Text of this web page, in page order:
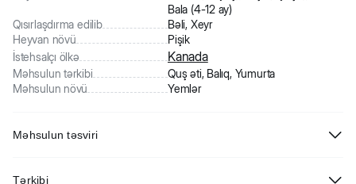
Bala (4-12 ay)
Qısırlaşdırma edilib
Bəli, Xeyr
Heyvan növü
Pişik
İstehsalçı ölkə
Kanada
Məhsulun tərkibi
Quş əti, Balıq, Yumurta
Məhsulun növü
Yemlər
Məhsulun təsviri
Tərkibi